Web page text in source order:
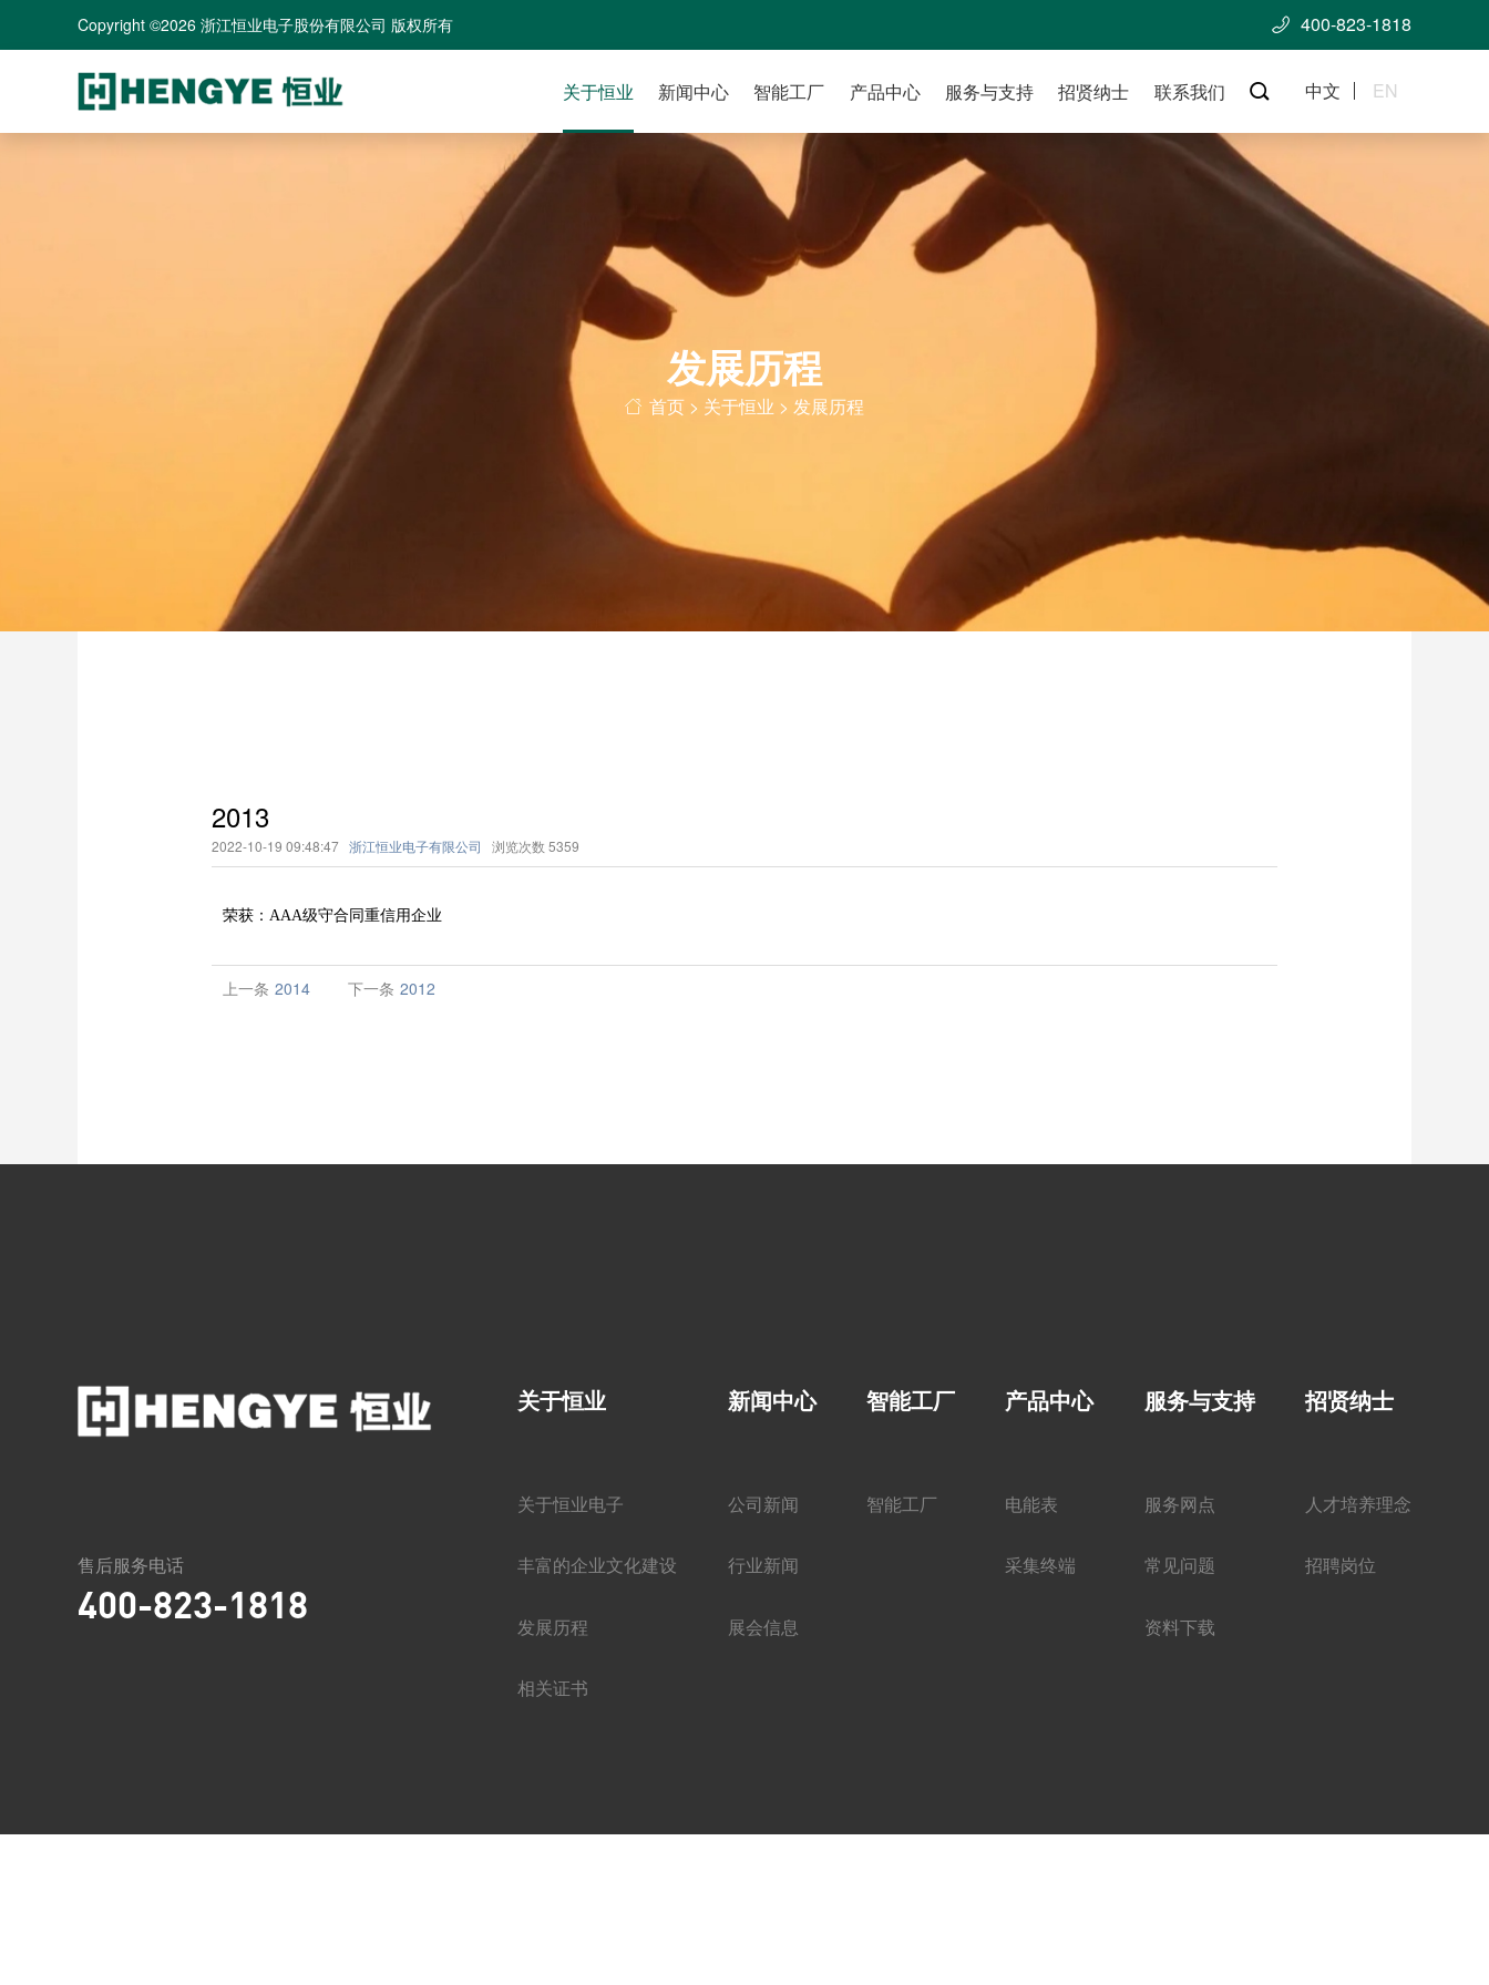
Copyright ©2026 浙江恒业电子股份有限公司 版权所有  400-823-1818
关于恒业 新闻中心 智能工厂 产品中心 服务与支持 招贤纳士 联系我们  中文 EN
发展历程
 首页 > 关于恒业 > 发展历程
2013
2022-10-19 09:48:47 浙江恒业电子有限公司 浏览次数 5359
荣获：AAA级守合同重信用企业
上一条 2014 下一条 2012
售后服务电话
400-823-1818
关于恒业
关于恒业电子
丰富的企业文化建设
发展历程
相关证书
新闻中心
公司新闻
行业新闻
展会信息
智能工厂
智能工厂
产品中心
电能表
采集终端
服务与支持
服务网点
常见问题
资料下载
招贤纳士
人才培养理念
招聘岗位